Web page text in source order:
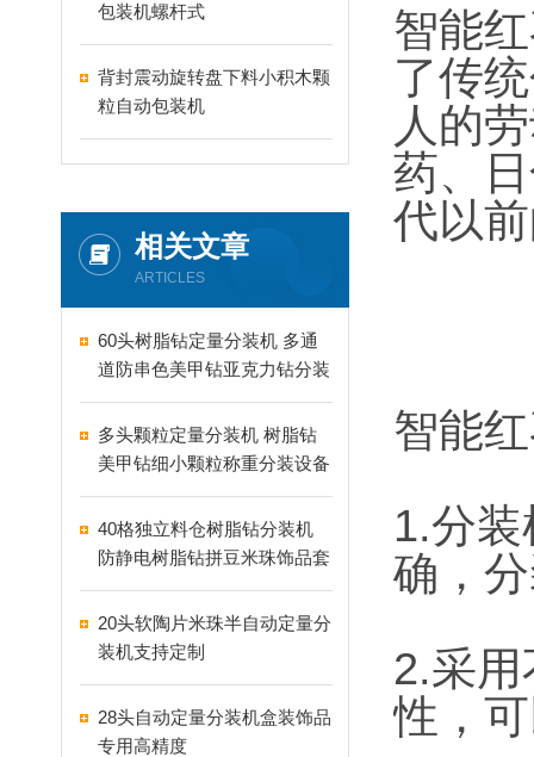
包装机螺杆式
背封震动旋转盘下料小积木颗
粒自动包装机
相关文章
ARTICLES
60头树脂钻定量分装机 多通
道防串色美甲钻亚克力钻分装
机
多头颗粒定量分装机 树脂钻
美甲钻细小颗粒称重分装设备
支持24-60头定制
40格独立料仓树脂钻分装机
防静电树脂钻拼豆米珠饰品套
盒分装设备
20头软陶片米珠半自动定量分
装机支持定制
28头自动定量分装机盒装饰品
专用高精度
智能
了传
人的
药、
代以
智能
1.分
确，
2.采
性，